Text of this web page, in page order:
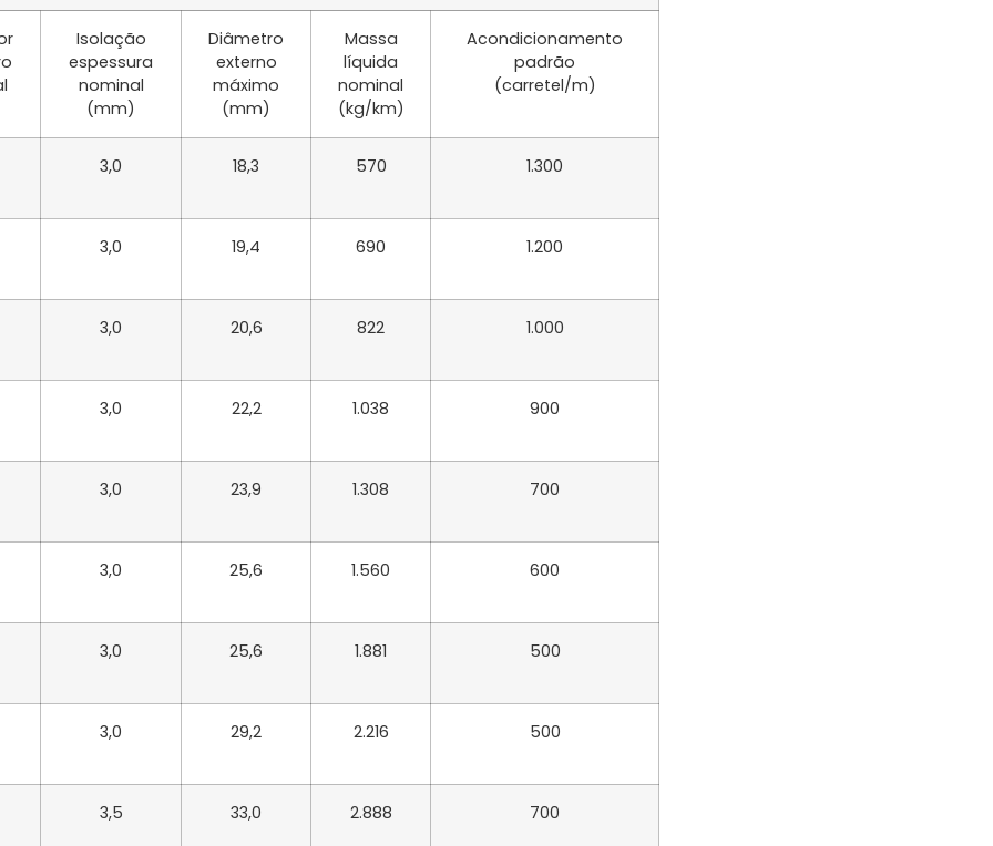
Isolação
espessura
nominal
(mm)
Diâmetro
externo
máximo
(mm)
Massa
líquida
nominal
(kg/km)
Acondicionamento
padrão
(carretel/m)
3,0 18,3 570 1.300
3,0 19,4 690 1.200
3,0 20,6 822 1.000
3,0 22,2 1.038 900
3,0 23,9 1.308 700
3,0 25,6 1.560 600
3,0 25,6 1.881 500
3,0 29,2 2.216 500
3,5 33,0 2.888 700